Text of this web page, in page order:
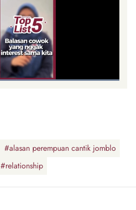
#alasan perempuan cantik jomblo
#relationship